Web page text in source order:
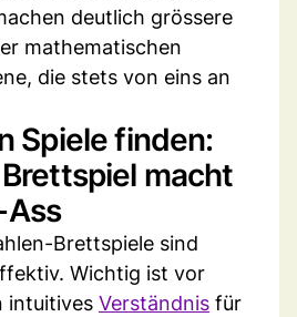
deutlich grössere
mathematischen
die stets von eins an
Spiele finden:
macht
Brettspiele sind
Wichtig ist vor
intuitives Verständnis für